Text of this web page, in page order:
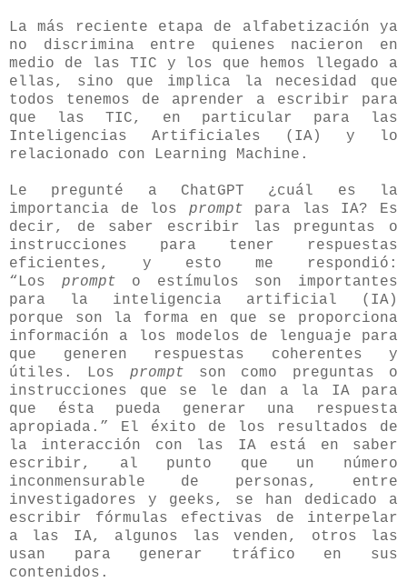
La más reciente etapa de alfabetización ya
no discrimina entre quienes nacieron en
medio de las TIC y los que hemos llegado a
ellas, sino que implica la necesidad que
todos tenemos de aprender a escribir para
que las TIC, en particular para las
Inteligencias Artificiales (IA) y lo
relacionado con Learning Machine.
Le pregunté a ChatGPT ¿cuál es la
importancia de los prompt para las IA? Es
decir, de saber escribir las preguntas o
instrucciones para tener respuestas
eficientes, y esto me respondió:
“Los prompt o estímulos son importantes
para la inteligencia artificial (IA)
porque son la forma en que se proporciona
información a los modelos de lenguaje para
que generen respuestas coherentes y
útiles. Los prompt son como preguntas o
instrucciones que se le dan a la IA para
que ésta pueda generar una respuesta
apropiada.” El éxito de los resultados de
la interacción con las IA está en saber
escribir, al punto que un número
inconmensurable de personas, entre
investigadores y geeks, se han dedicado a
escribir fórmulas efectivas de interpelar
a las IA, algunos las venden, otros las
usan para generar tráfico en sus
contenidos.